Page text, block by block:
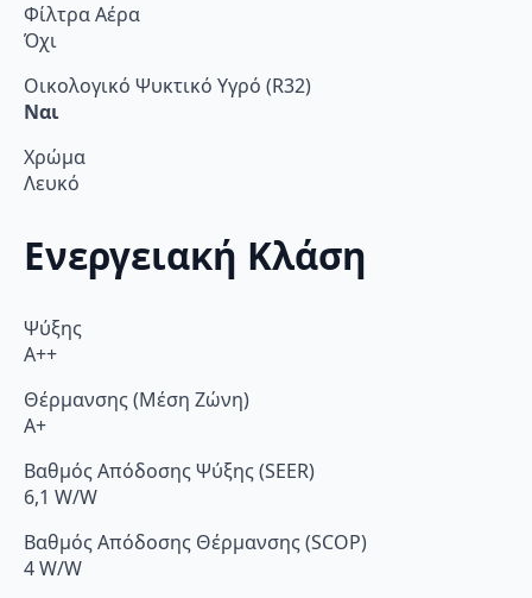
Φίλτρα Αέρα
Όχι
Οικολογικό Ψυκτικό Υγρό (R32)
Ναι
Χρώμα
Λευκό
Ενεργειακή Κλάση
Ψύξης
A++
Θέρμανσης (Μέση Ζώνη)
A+
Βαθμός Απόδοσης Ψύξης (SEER)
6,1 W/W
Βαθμός Απόδοσης Θέρμανσης (SCOP)
4 W/W